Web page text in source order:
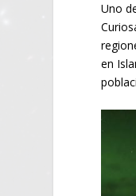
Uno
en